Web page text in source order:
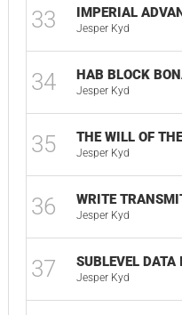
33 IMPERIAL
Jesper Kyd
34 HAB BLOCK
Jesper Kyd
35 THE WILL OF
Jesper Kyd
36 WRITE
Jesper Kyd
37 SUBLEVEL DATA
Jesper Kyd